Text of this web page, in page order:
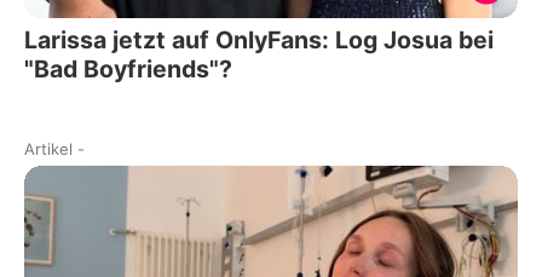
Larissa jetzt auf OnlyFans: Log Josua bei
"Bad Boyfriends"?
Artikel -